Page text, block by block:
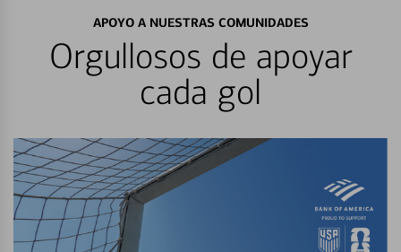
APOYO A NUESTRAS COMUNIDADES
Orgullosos de apoyar
cada gol